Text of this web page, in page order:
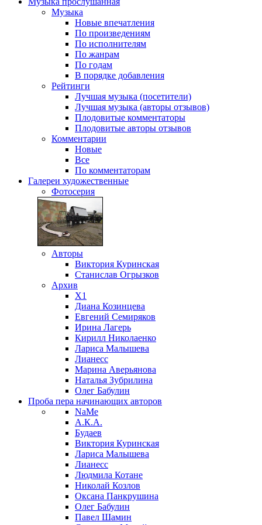
Музыка
Новые впечатления
По произведениям
По исполнителям
По жанрам
По годам
В порядке добавления
Рейтинги
Лучшая музыка (посетители)
Лучшая музыка (авторы отзывов)
Плодовитые комментаторы
Плодовитые авторы отзывов
Комментарии
Новые
Все
По комментаторам
Галереи художественные
Фотосерия
Авторы
Виктория Куринская
Станислав Огрызков
Архив
X1
Диана Козинцева
Евгений Семиряков
Ирина Лагерь
Кирилл Николаенко
Лариса Малышева
Лианесс
Марина Аверьянова
Наталья Зубрилина
Олег Бабулин
Проба пера начинающих авторов
NaMe
А.К.А.
Будаев
Виктория Куринская
Лариса Малышева
Лианесс
Людмила Котане
Николай Козлов
Оксана Панкрушина
Олег Бабулин
Павел Шамин